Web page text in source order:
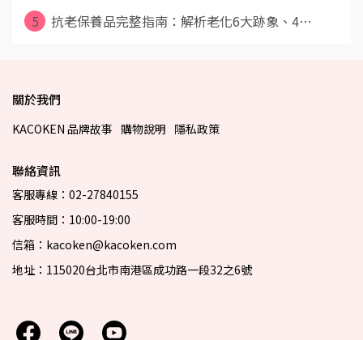
5
抗老保養品完整指南：解析老化6大跡象、4⋯
關於我們
KACOKEN 品牌故事 購物說明 隱私政策
聯絡資訊
客服專線：02-27840155
客服時間：10:00-19:00
信箱：kacoken@kacoken.com
地址：115020台北市南港區成功路一段32之6號